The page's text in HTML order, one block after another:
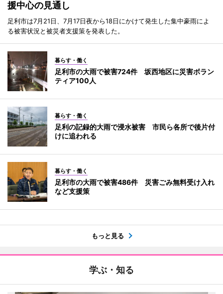
援中心の見通し
足利市は7月21日、7月17日夜から18日にかけて発生した集中豪雨によ
る被害状況と被災者支援策を発表した。
暮らす・働く
足利市の大雨で被害724件 坂西地区に災害ボラン
ティア100人
暮らす・働く
足利の記録的大雨で浸水被害 市民ら各所で後片付
けに追われる
暮らす・働く
足利市の大雨で被害486件 災害ごみ無料受け入れ
など支援策
もっと見る
学ぶ・知る